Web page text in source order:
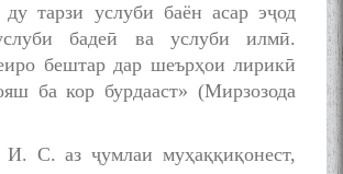
тарзи услуби баён асар эҷод
бадеӣ ва услуби илмӣ.
бештар дар шеърҳои лирикӣ
ба кор бурдааст» (Мирзозода
И. С. аз ҷумлаи муҳаққиқонест,
миллии
бахшида
мунаққиду
Соҳиб
ҳамоиши илмӣ-
баргузор гардид.